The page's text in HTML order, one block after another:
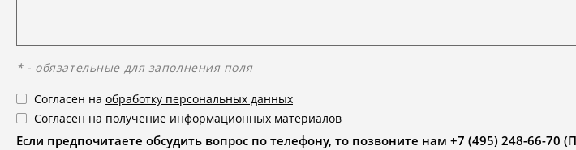
* - обязательные для заполнения поля
Согласен на обработку персональных данных
Согласен на получение информационных материалов
Если предпочитаете обсудить вопрос по телефону, то позвоните нам +7 (495) 248-66-70